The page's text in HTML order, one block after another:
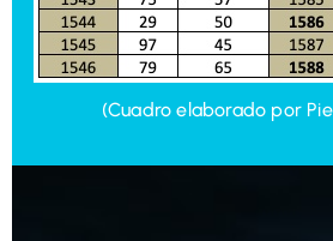
(Cuadro elaborado por